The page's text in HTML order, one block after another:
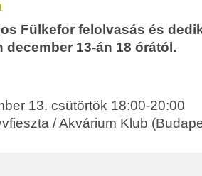
Fülkefor felolvasás és
december 13-án 18 órától.
13. csütörtök 18:00-20:00
/ Akvárium Klub